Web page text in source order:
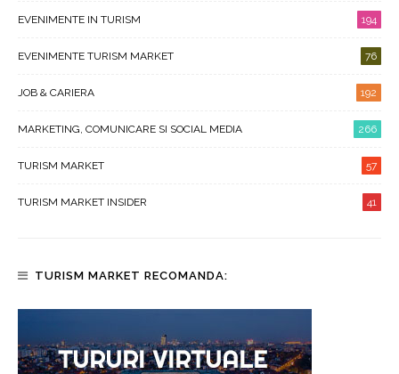
EVENIMENTE IN TURISM 194
EVENIMENTE TURISM MARKET 76
JOB & CARIERA 192
MARKETING, COMUNICARE SI SOCIAL MEDIA 266
TURISM MARKET 57
TURISM MARKET INSIDER 41
TURISM MARKET RECOMANDA: